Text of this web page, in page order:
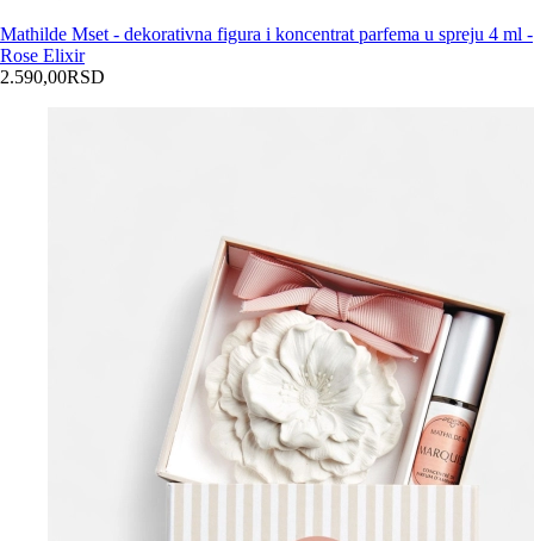
Mathilde Mset - dekorativna figura i koncentrat parfema u spreju 4 ml -
Rose Elixir
2.590,00RSD